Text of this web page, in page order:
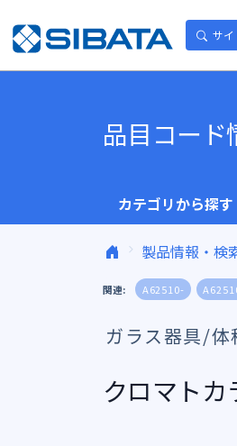
サ
品目コード
カテゴリから探す
製品情報・検
関連: A62510-
ガラス器具/体
クロマト